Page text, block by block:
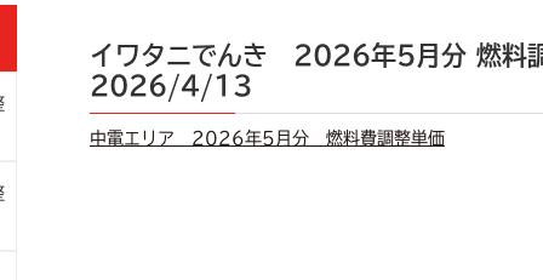
イワタニでんき 2026年5月分 燃料
2026/4/13
中電エリア 2026年5月分 燃料費調整単価